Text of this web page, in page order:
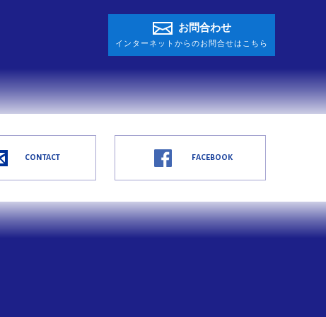
お問合わせ
インターネットからのお問合せはこちら
CONTACT FACEBOOK